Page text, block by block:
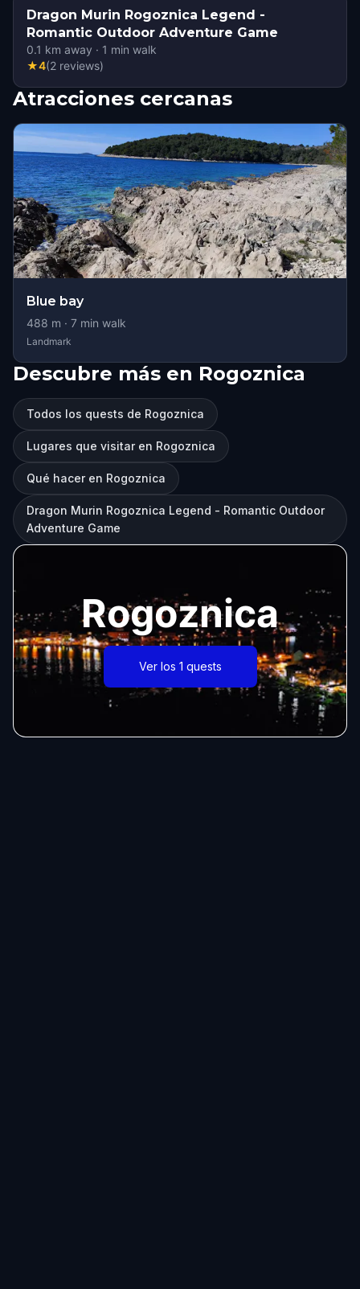
Dragon Murin Rogoznica Legend -
Romantic Outdoor Adventure Game
0.1 km away · 1 min walk
★4(2 reviews)
Atracciones cercanas
Blue bay
488 m · 7 min walk
Landmark
Descubre más en Rogoznica
Todos los quests de Rogoznica
Lugares que visitar en Rogoznica
Qué hacer en Rogoznica
Dragon Murin Rogoznica Legend - Romantic Outdoor
Adventure Game
Rogoznica
Ver los 1 quests